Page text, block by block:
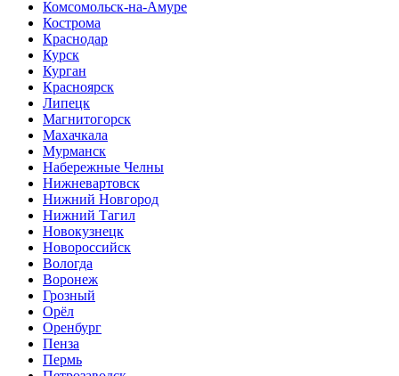
Комсомольск-на-Амуре
Кострома
Краснодар
Курск
Курган
Красноярск
Липецк
Магнитогорск
Махачкала
Мурманск
Набережные Челны
Нижневартовск
Нижний Новгород
Нижний Тагил
Новокузнецк
Новороссийск
Вологда
Воронеж
Грозный
Орёл
Оренбург
Пенза
Пермь